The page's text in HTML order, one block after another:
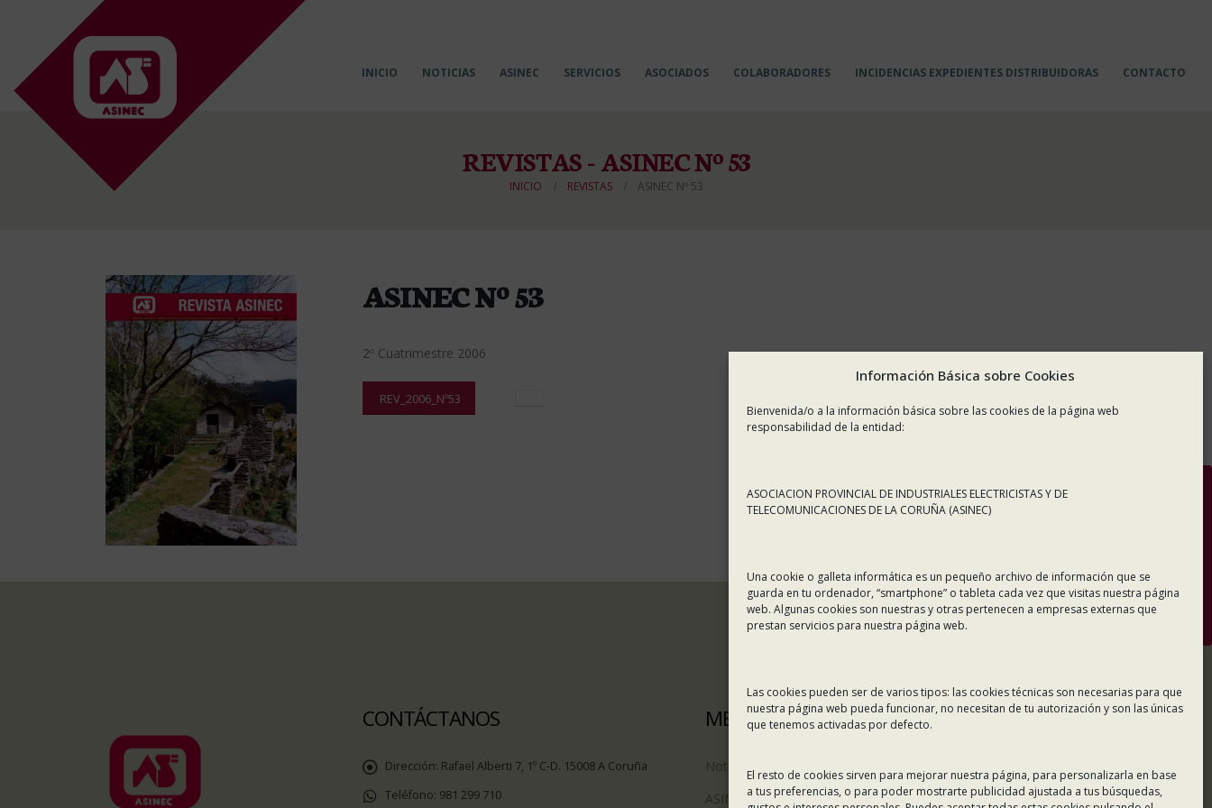
Información Básica sobre Cookies
Bienvenida/o a la información básica sobre las cookies de la página web
responsabilidad de la entidad:
ASOCIACION PROVINCIAL DE INDUSTRIALES ELECTRICISTAS Y DE
TELECOMUNICACIONES DE LA CORUÑA (ASINEC)
Una cookie o galleta informática es un pequeño archivo de información que se
guarda en tu ordenador, “smartphone” o tableta cada vez que visitas nuestra página
web. Algunas cookies son nuestras y otras pertenecen a empresas externas que
prestan servicios para nuestra página web.
Las cookies pueden ser de varios tipos: las cookies técnicas son necesarias para que
nuestra página web pueda funcionar, no necesitan de tu autorización y son las únicas
que tenemos activadas por defecto.
El resto de cookies sirven para mejorar nuestra página, para personalizarla en base
a tus preferencias, o para poder mostrarte publicidad ajustada a tus búsquedas,
INICIO NOTICIAS ASINEC SERVICIOS ASOCIADOS COLABORADORES INCIDENCIAS EXPEDIENTES DISTRIBUIDORAS CONTACTO
REVISTAS - ASINEC Nº 53
INICIO REVISTAS ASINEC Nº 53
ASINEC Nº 53
2º Cuatrimestre 2006
REV_2006_Nº53
CONTÁCTANOS
Dirección: Rafael Alberti 7, 1º C-D. 15008 A Coruña
Teléfono: 981 299 710
MENÚ
Noticias
ASINEC
Tablón de Anuncios
Colaboradores